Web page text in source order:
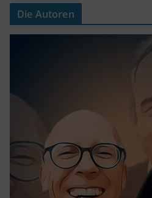
Die Autoren